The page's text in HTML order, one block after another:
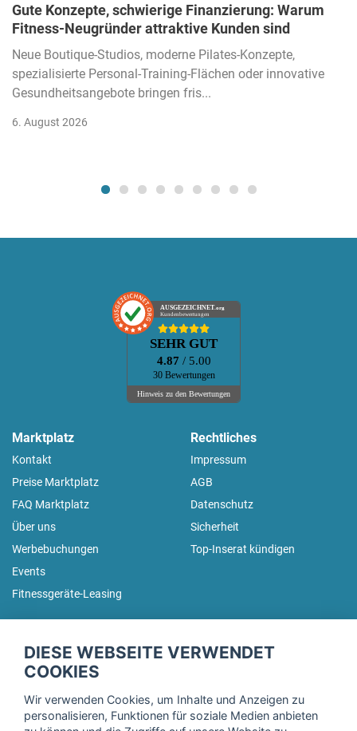
Gute Konzepte, schwierige Finanzierung: Warum
Fitness-Neugründer attraktive Kunden sind
Neue Boutique-Studios, moderne Pilates-Konzepte,
spezialisierte Personal-Training-Flächen oder innovative
Gesundheitsangebote bringen fris...
6. August 2026
AUSGEZEICHNET.org
Kundenbewertungen
SEHR GUT
4.87 / 5.00
30 Bewertungen
Hinweis zu den Bewertungen
Marktplatz
Kontakt
Preise Marktplatz
FAQ Marktplatz
Über uns
Werbebuchungen
Events
Fitnessgeräte-Leasing
Rechtliches
Impressum
AGB
Datenschutz
Sicherheit
Top-Inserat kündigen
Trage dich hier für unseren Newsletter ein und erhalte regelmäßig
DIESE WEBSEITE VERWENDET
COOKIES
Wir verwenden Cookies, um Inhalte und Anzeigen zu
personalisieren, Funktionen für soziale Medien anbieten